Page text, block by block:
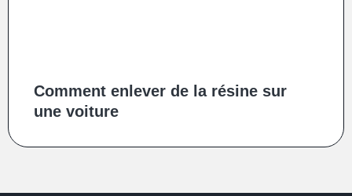
Comment enlever de la résine sur
une voiture